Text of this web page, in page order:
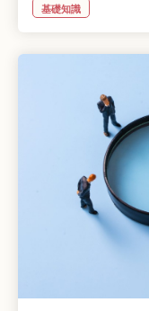
基礎知識